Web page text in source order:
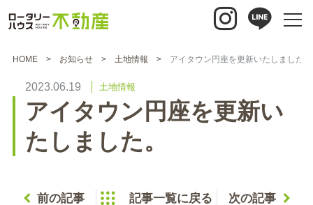
HOME お知らせ 土地情報 アイタウン円座を更新いたしました。
2023.06.19 土地情報
アイタウン円座を更新い
たしました。
前の記事 記事一覧に戻る 次の記事